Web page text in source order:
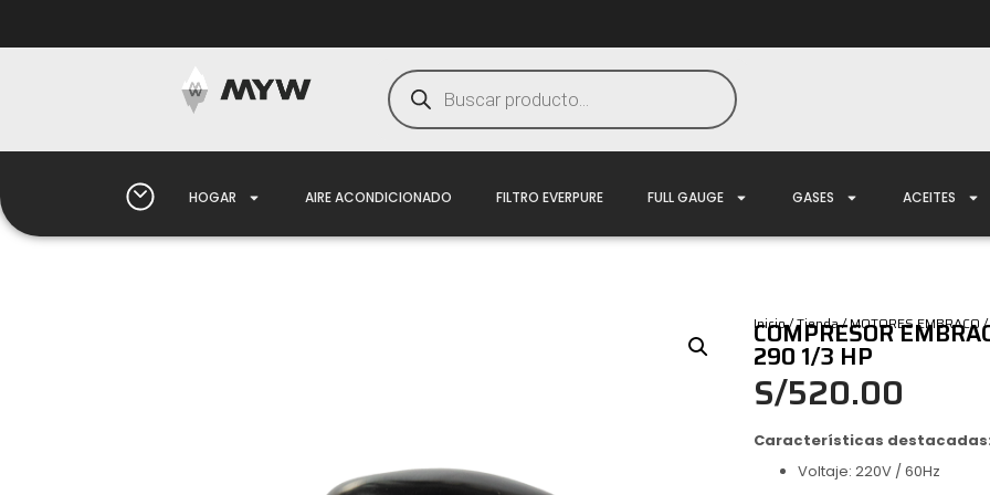
HOGAR AIRE ACONDICIONADO FILTRO EVERPURE FULL GAUGE GASES ACEITES
Inicio/Tienda/MOTORES EMBRACO/
COMPRESOR
290 1/3 HP
S/520.00
Características destacadas:
Voltaje: 220V / 60Hz